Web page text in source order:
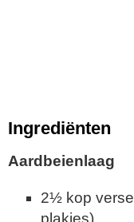
Ingrediënten
Aardbeienlaag
2½ kop
plakjes)